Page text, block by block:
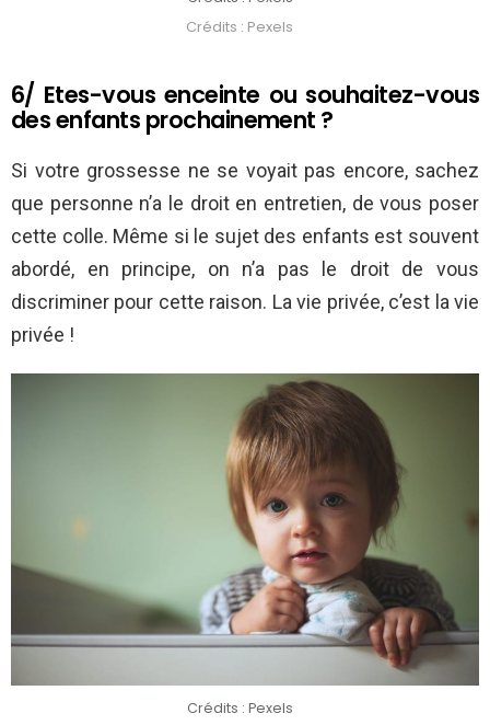
Crédits : Pexels
6/ Etes-vous enceinte ou souhaitez-vous
des enfants prochainement ?
Si votre grossesse ne se voyait pas encore, sachez
que personne n’a le droit en entretien, de vous poser
cette colle. Même si le sujet des enfants est souvent
abordé, en principe, on n’a pas le droit de vous
discriminer pour cette raison. La vie privée, c’est la vie
privée !
Crédits : Pexels